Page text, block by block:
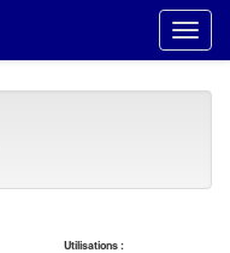
Utilisations :